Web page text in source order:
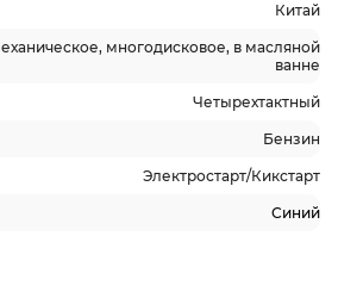
Китай
многодисковое, в масляной
ванне
Четырехтактный
Бензин
Электростарт/Кикстарт
Синий